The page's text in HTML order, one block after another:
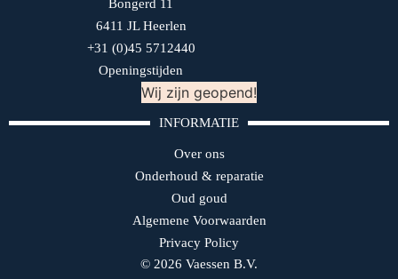
Bongerd 11
6411 JL Heerlen
+31 (0)45 5712440
Openingstijden
Wij zijn geopend!
INFORMATIE
Over ons
Onderhoud & reparatie
Oud goud
Algemene Voorwaarden
Privacy Policy
© 2026 Vaessen B.V.